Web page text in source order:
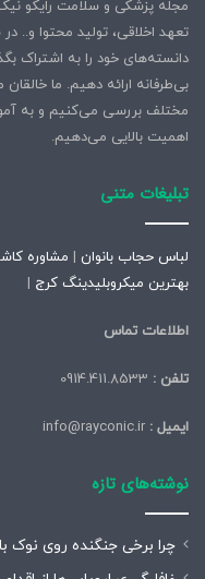
مجله پزشکی و سلامت رایکو نیک
دانسته‌های خود را به اشتراک
بی‌طرفانه ارائه دهیم. ما
مختلف بررسی می‌کنیم و به
اهمیت بالایی می‌دهیم.
تبلیغات متنی
لباس حجاب بانوان | مشاوره
بهترین میکروبلیدینگ کرج |
اطلاعات تماس
تلفن :
ایمیل :
نوشته‌های تازه
چرا برخی جنگنده روی نوک